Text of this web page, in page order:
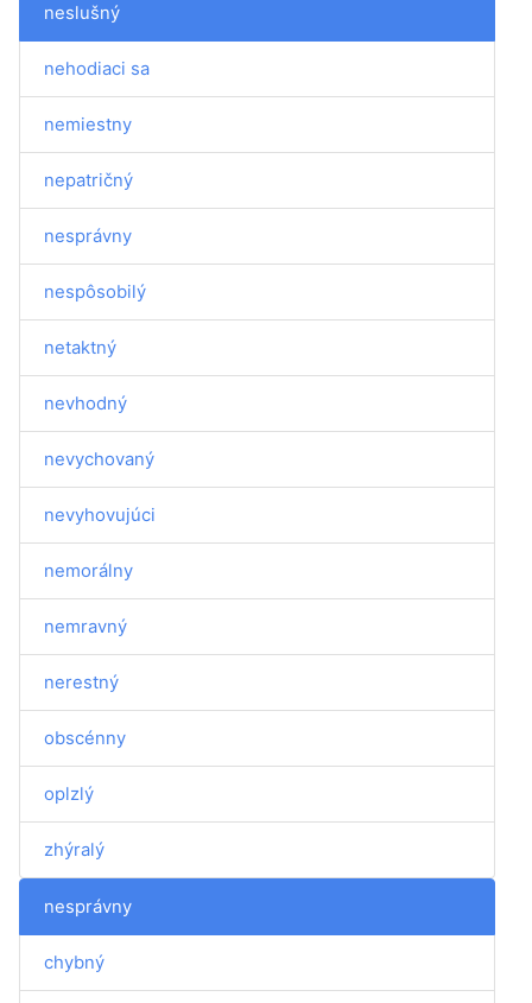
neslušný
nehodiaci sa
nemiestny
nepatričný
nesprávny
nespôsobilý
netaktný
nevhodný
nevychovaný
nevyhovujúci
nemorálny
nemravný
nerestný
obscénny
oplzlý
zhýralý
nesprávny
chybný